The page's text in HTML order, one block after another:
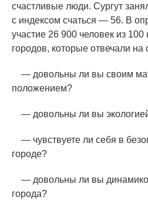
счастливые люди. Сургут
с индексом счаться — 56. В
участие 26 900 человек из
городов, которые отвечали
— довольны ли вы своим
положением?
— довольны ли вы
— чувствуете ли себя в
городе?
— довольны ли вы
города?